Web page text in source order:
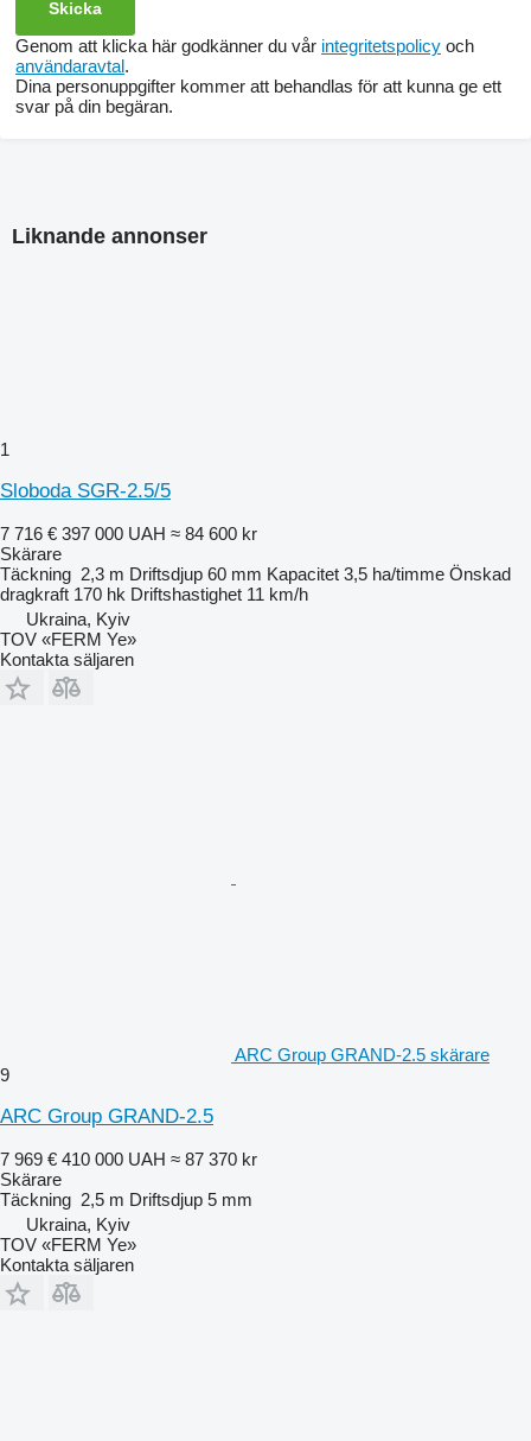
Genom att klicka här godkänner du vår integritetspolicy och
användaravtal.
Dina personuppgifter kommer att behandlas för att kunna ge ett
svar på din begäran.
Liknande annonser
1
Sloboda SGR-2.5/5
7 716 € 397 000 UAH ≈ 84 600 kr
Skärare
Täckning 2,3 m Driftsdjup 60 mm Kapacitet 3,5 ha/timme Önskad
dragkraft 170 hk Driftshastighet 11 km/h
Ukraina, Kyiv
TOV «FERM Ye»
Kontakta säljaren
ARC Group GRAND-2.5 skärare
9
ARC Group GRAND-2.5
7 969 € 410 000 UAH ≈ 87 370 kr
Skärare
Täckning 2,5 m Driftsdjup 5 mm
Ukraina, Kyiv
TOV «FERM Ye»
Kontakta säljaren